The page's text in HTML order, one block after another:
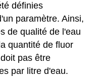
définies
paramètre. Ainsi,
de qualité de l'eau
quantité de fluor
pas être
par litre d'eau.